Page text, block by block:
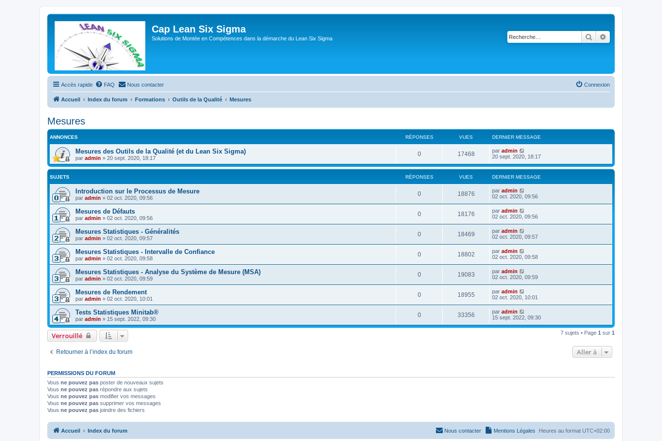
Cap Lean Six Sigma
Solutions de Montée en Compétences dans la démarche du Lean Six Sigma Rechercher
Accès rapide FAQ Nous contacter Connexion
Accueil Index du forum Formations Outils de la Qualité Mesures
Mesures
ANNONCES RÉPONSES VUES DERNIER MESSAGE
Mesures des Outils de la Qualité (et du Lean Six Sigma)
par admin » 20 sept. 2020, 18:17
0 17468 par admin
20 sept. 2020, 18:17
SUJETS RÉPONSES VUES DERNIER MESSAGE
Introduction sur le Processus de Mesure
par admin » 02 oct. 2020, 09:56
0 18876 par admin
02 oct. 2020, 09:56
Mesures de Défauts
par admin » 02 oct. 2020, 09:56
0 18176 par admin
02 oct. 2020, 09:56
Mesures Statistiques - Généralités
par admin » 02 oct. 2020, 09:57
0 18469 par admin
02 oct. 2020, 09:57
Mesures Statistiques - Intervalle de Confiance
par admin » 02 oct. 2020, 09:58
0 18802 par admin
02 oct. 2020, 09:58
Mesures Statistiques - Analyse du Système de Mesure (MSA)
par admin » 02 oct. 2020, 09:59
0 19083 par admin
02 oct. 2020, 09:59
Mesures de Rendement
par admin » 02 oct. 2020, 10:01
0 18955 par admin
02 oct. 2020, 10:01
Tests Statistiques Minitab®
par admin » 15 sept. 2022, 09:30
0 33356 par admin
15 sept. 2022, 09:30
Verrouillé 7 sujets • Page 1 sur 1
Retourner à l’index du forum Aller à
PERMISSIONS DU FORUM
Vous ne pouvez pas poster de nouveaux sujets
Vous ne pouvez pas répondre aux sujets
Vous ne pouvez pas modifier vos messages
Vous ne pouvez pas supprimer vos messages
Vous ne pouvez pas joindre des fichiers
Accueil Index du forum Heures au format UTC+02:00
Mentions Légales
Nous contacter